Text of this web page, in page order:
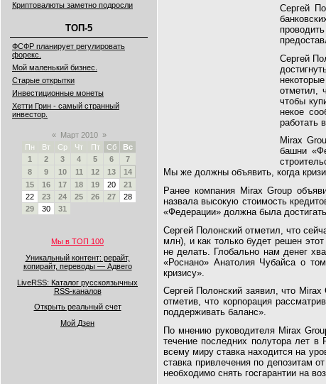
Криптовалюты заметно подросли
ТОП-5
ФСФР планирует регулировать
форекс.
Мой маленький бизнес.
Старые открытки
Инвестиционные монеты
Хетти Грин - самый странный
инвестор.
« Март 2010 »
Пн
Вт Ср Чт Пт Сб
Вс
1
2 3 4 5 6
7
8
9 10 11 12 13
14
15
16 17 18 19 20
21
22
23 24 25 26 27
28
29
30 31
Мы в ТОП 100
Уникальный контент: рерайт,
копирайт, переводы — Адвего
LiveRSS: Каталог русскоязычных
RSS-каналов
Открыть реальный счет
Мой Дзен
Сергей
Сергей
отметил,
чтобы
некое
работать
Mirax
башни
Мы же должны объявить, когда
Ранее компания Mirax Group
назвала высокую стоимость
«Федерации» должна была
Сергей Полонский отметил, что
млн), и как только будет решен
не делать. Глобально нам денег
«Роснано» Анатолия Чубайса о
кризису».
Сергей Полонский заявил, что
отметив, что корпорация
поддерживать баланс».
По мнению руководителя Mirax
течение последних полутора лет
всему миру ставка находится на
ставка привлечения по депозитам
необходимо снять госгарантии на